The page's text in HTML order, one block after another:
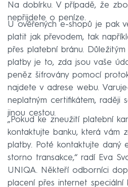
Na dobírku. V případě, že
nepřijdete o peníze.
U ověřených e-shopů je pak
platit jak převodem, tak
přes platební bránu.
platby je to, zda jsou vaše
peněz šifrovány pomocí
najdete v adrese webu.
neplatným certifikátem, raději
jinou cestou.
„Pokud ke zneužití platební
kontaktujte banku, která vám
platby. Poté kontaktujte daný
storno transakce,“ radí Eva
UNIQA. Někteří odborníci
placení přes internet